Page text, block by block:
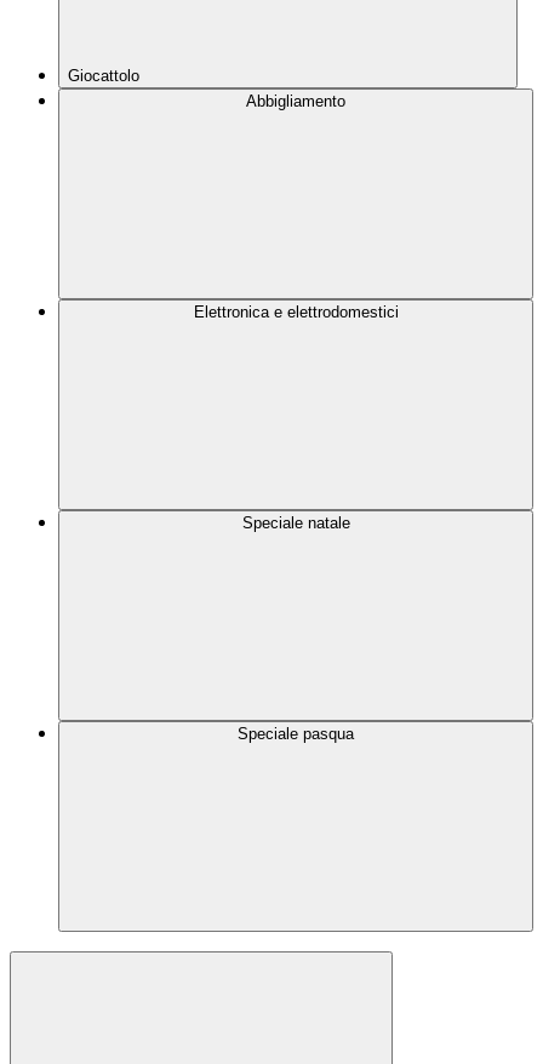
Giocattolo
Abbigliamento
Elettronica e elettrodomestici
Speciale natale
Speciale pasqua